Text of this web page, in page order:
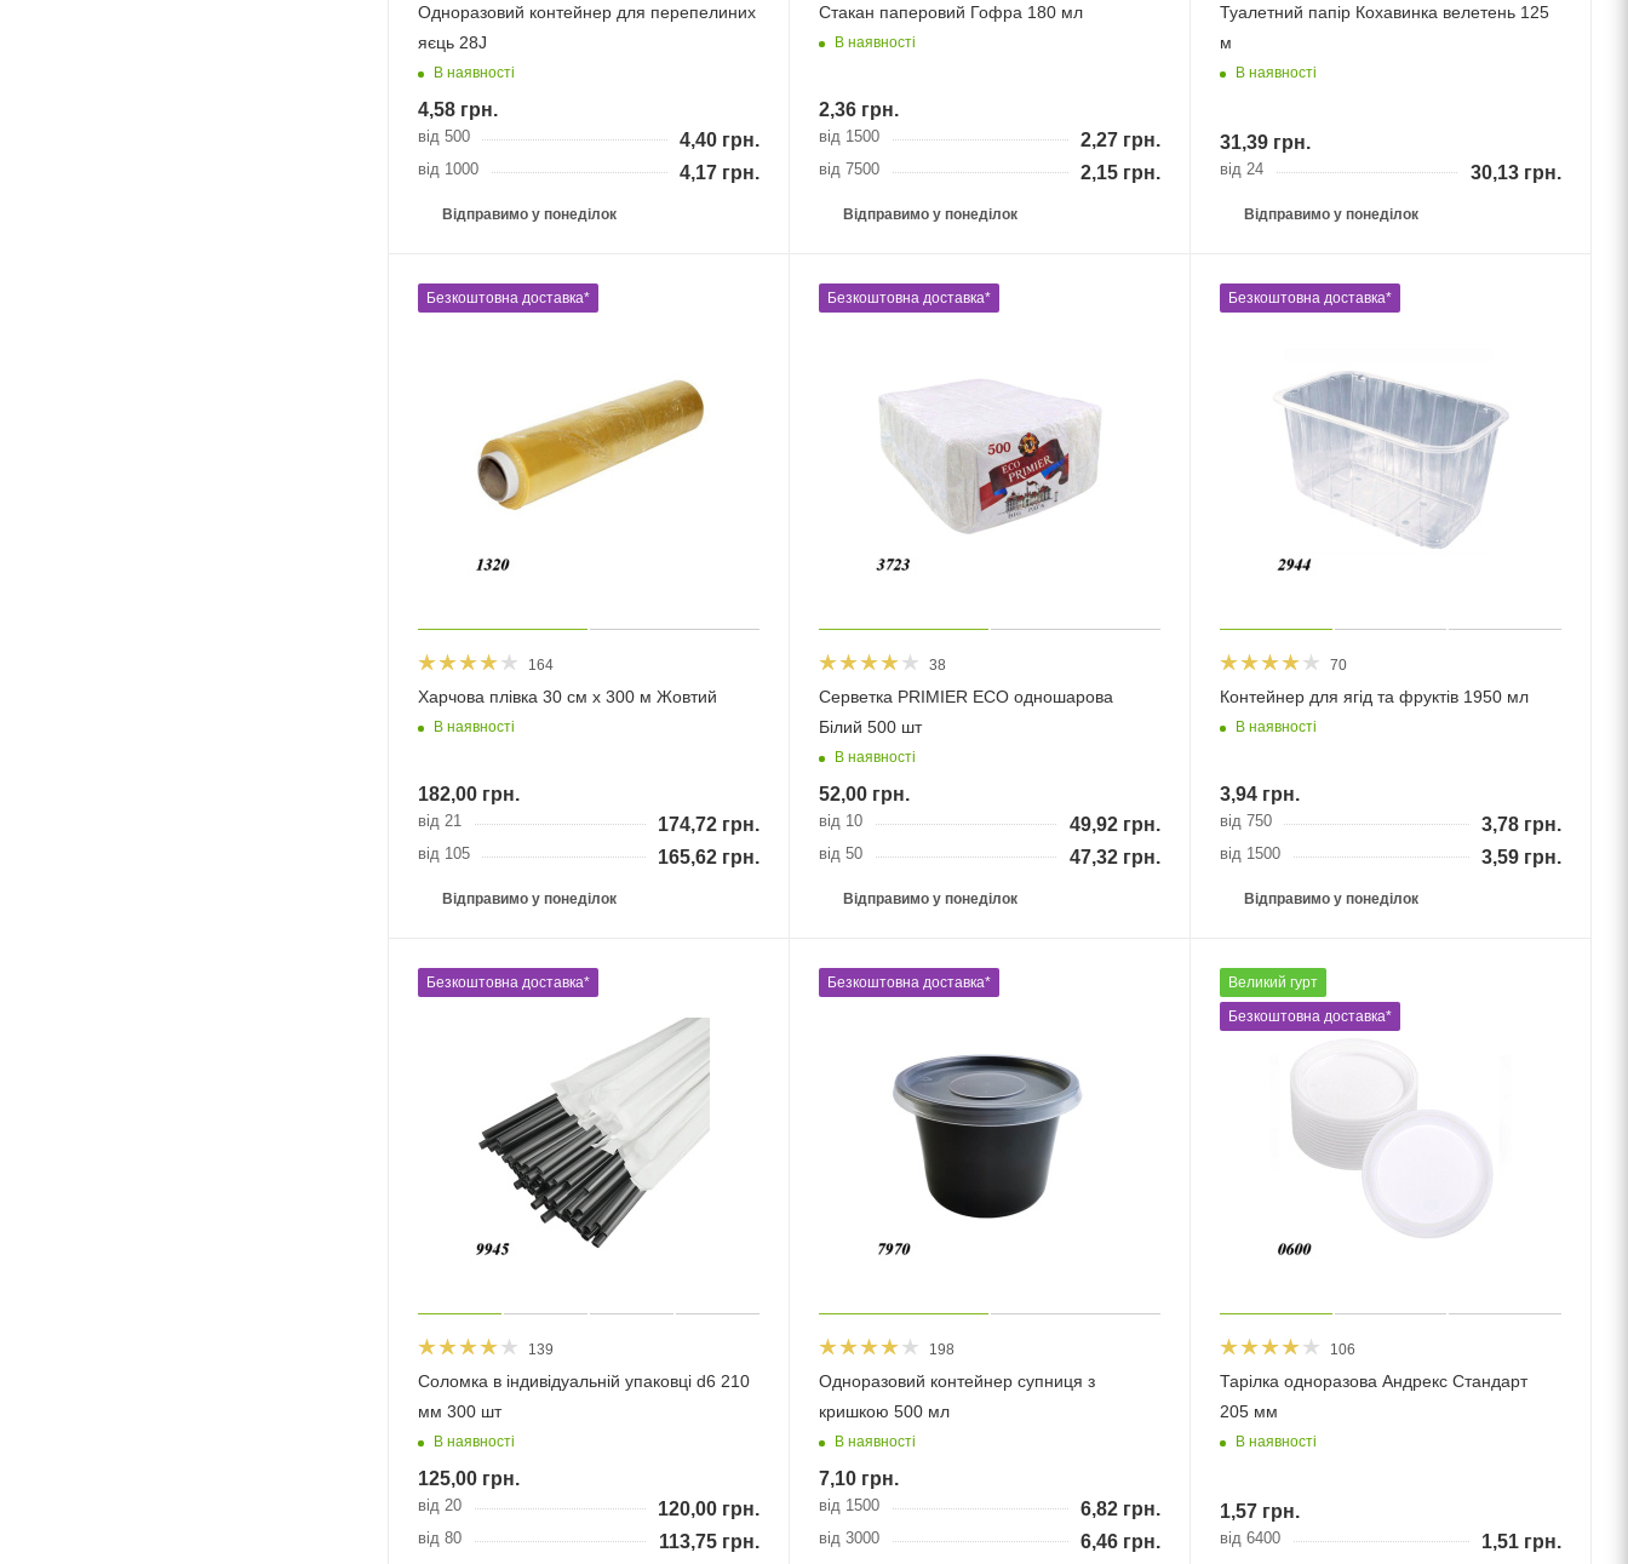
Одноразовий контейнер для перепелиних
яєць 28J
В наявності
4,58 грн.
від 500 4,40грн.
від 1000 4,17грн.
Відправимо у понеділок
Стакан паперовий Гофра 180 мл
В наявності
2,36грн.
від 1500 2,27грн.
від 7500 2,15грн.
Відправимо у понеділок
Туалетний папір Кохавинка велетень 125
м
В наявності
31,39грн.
від 24 30,13грн.
Відправимо у понеділок
Безкоштовна доставка*
164
Харчова плівка 30 см х 300 м Жовтий
В наявності
182,00 грн.
від 21 174,72грн.
від 105 165,62грн.
Відправимо у понеділок
Безкоштовна доставка*
38
Серветка PRIMIER ECO одношарова
Білий 500 шт
В наявності
52,00грн.
від 10 49,92грн.
від 50 47,32грн.
Відправимо у понеділок
Безкоштовна доставка*
70
Контейнер для ягід та фруктів 1950 мл
В наявності
3,94грн.
від 750 3,78грн.
від 1500 3,59грн.
Відправимо у понеділок
Безкоштовна доставка*
139
Соломка в індивідуальній упаковці d6 210
мм 300 шт
В наявності
125,00 грн.
від 20 120,00грн.
від 80 113,75грн.
Безкоштовна доставка*
198
Одноразовий контейнер супниця з
кришкою 500 мл
В наявності
7,10грн.
від 1500 6,82грн.
від 3000 6,46грн.
Великий гурт
Безкоштовна доставка*
106
Тарілка одноразова Андрекс Стандарт
205 мм
В наявності
1,57грн.
від 6400 1,51грн.